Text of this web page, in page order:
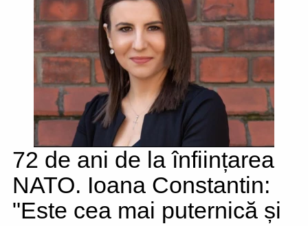
72 de ani de la înființarea
NATO. Ioana Constantin:
"Este cea mai puternică și